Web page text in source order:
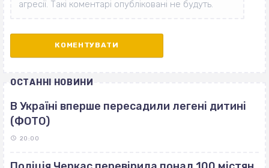
ОСТАННІ НОВИНИ
В Україні вперше пересадили легені дитині
(ФОТО)
20:00